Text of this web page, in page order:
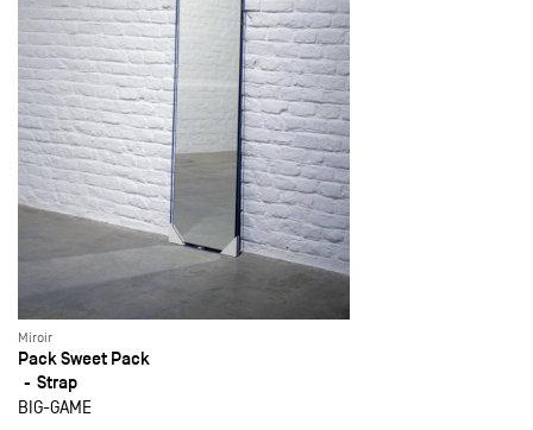
Miroir
Pack Sweet Pack
Strap
BIG-GAME